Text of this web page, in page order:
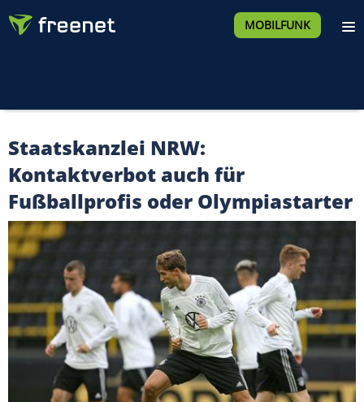
MOBILFUNK
Staatskanzlei NRW:
Kontaktverbot auch für
Fußballprofis oder Olympiastarter